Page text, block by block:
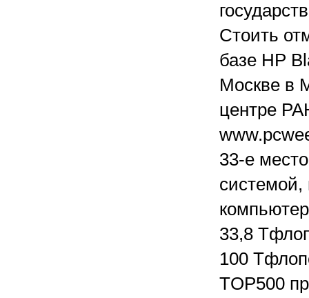
Стоить
базе HP
Москве в
центре
33-е
33,8
100
TOP500